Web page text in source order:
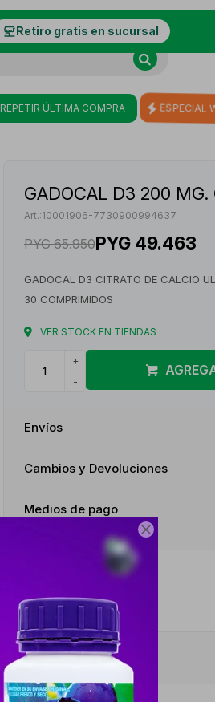

Retiro gratis en sucursal
REPETIR ÚLTIMA COMPRA ESPECIAL
GADOCAL D3 200
10001906-7730900994637
PYG 65.950PYG 49.463
GADOCAL D3 CITRATO DE CALCIO
30 COMPRIMIDOS
VER STOCK EN TIENDAS
+
-
Envíos
Cambios y Devoluciones
Medios de pago